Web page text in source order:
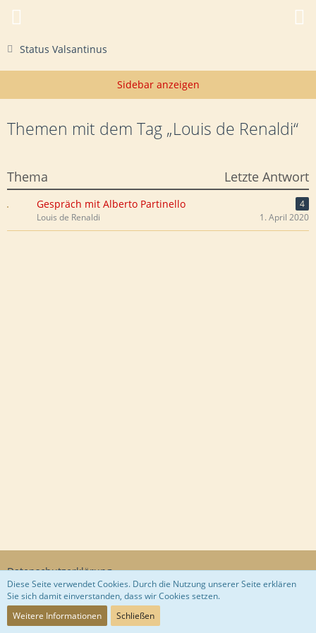
Status Valsantinus
Themen mit dem Tag „Louis de Renaldi“
Thema Letzte Antwort
Gespräch mit Alberto Partinello
4
Louis de Renaldi
1. April 2020
Datenschutzerklärung
Community-Software:
Diese Seite verwendet Cookies. Durch die Nutzung unserer Seite erklären
Sie sich damit einverstanden, dass wir Cookies setzen.
Weitere Informationen
Schließen